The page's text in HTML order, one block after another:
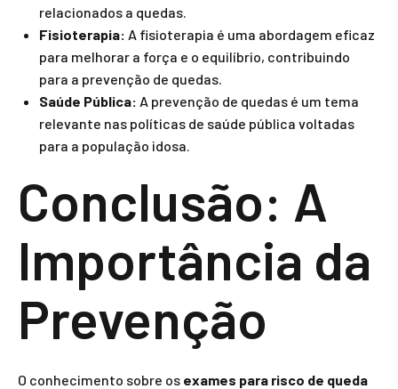
relacionados a quedas.
Fisioterapia: A fisioterapia é uma abordagem eficaz
para melhorar a força e o equilíbrio, contribuindo
para a prevenção de quedas.
Saúde Pública: A prevenção de quedas é um tema
relevante nas políticas de saúde pública voltadas
para a população idosa.
Conclusão: A
Importância da
Prevenção
O conhecimento sobre os exames para risco de queda